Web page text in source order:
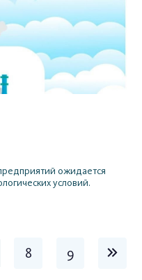
ожидается
условий.
8 9